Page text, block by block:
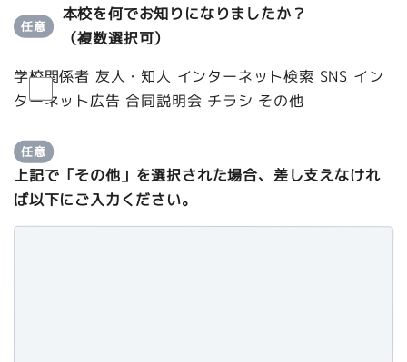
任意
本校を何でお知りになりましたか？
（複数選択可）
学校関係者 友人・知人 インターネット検索 SNS イン
ターネット広告 合同説明会 チラシ その他
任意
上記で「その他」を選択された場合、差し支えなけれ
ば以下にご入力ください。